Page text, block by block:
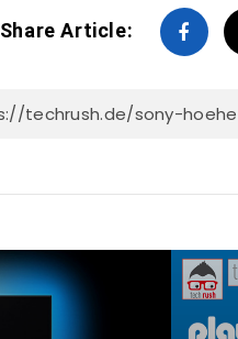
Share Article: